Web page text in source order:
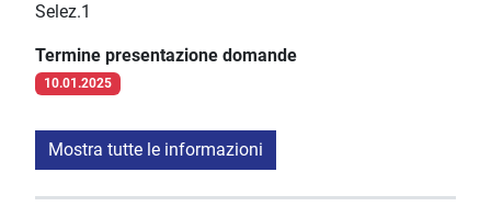
Selez.1
Termine presentazione domande
10.01.2025
Mostra tutte le informazioni